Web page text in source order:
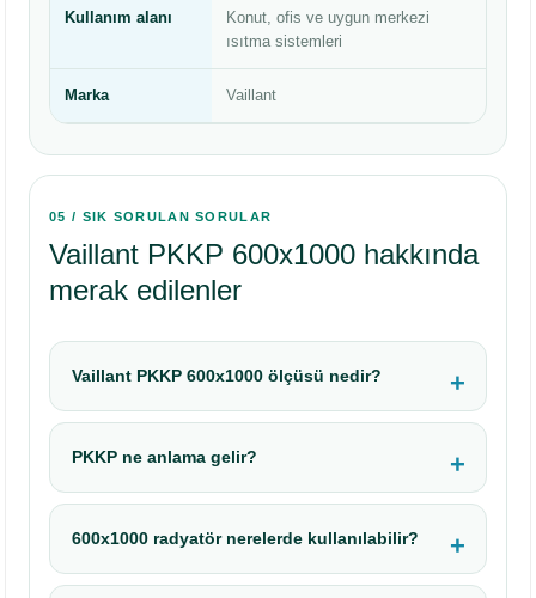
Kullanım alanı
Konut, ofis ve uygun merkezi
ısıtma sistemleri
Marka Vaillant
05 / SIK SORULAN SORULAR
Vaillant PKKP 600x1000 hakkında
merak edilenler
Vaillant PKKP 600x1000 ölçüsü nedir?
PKKP ne anlama gelir?
600x1000 radyatör nerelerde kullanılabilir?